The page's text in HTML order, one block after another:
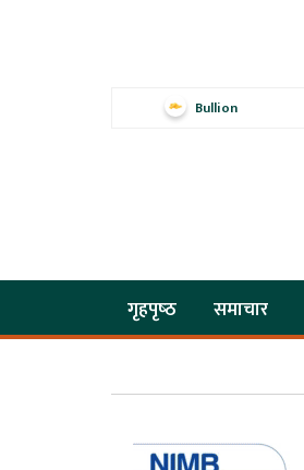
Bullion
गृहपृष्‍ठ समाचार